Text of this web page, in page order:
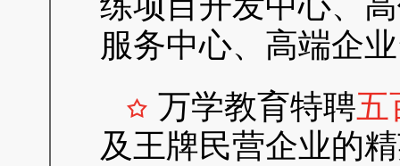
服务中心、高端企
万学教育特聘五
及王牌民营企业的